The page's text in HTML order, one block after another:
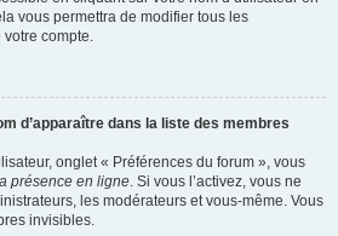
vous permettra de modifier tous les
compte.
d’apparaître dans la liste des membres
onglet « Préférences du forum », vous
présence en ligne. Si vous l’activez, vous ne
les modérateurs et vous-même. Vous
invisibles.